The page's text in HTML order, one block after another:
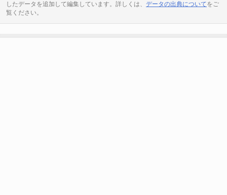
したデータを追加して編集しています。詳しくは、 データの出典についてをご
覧ください。